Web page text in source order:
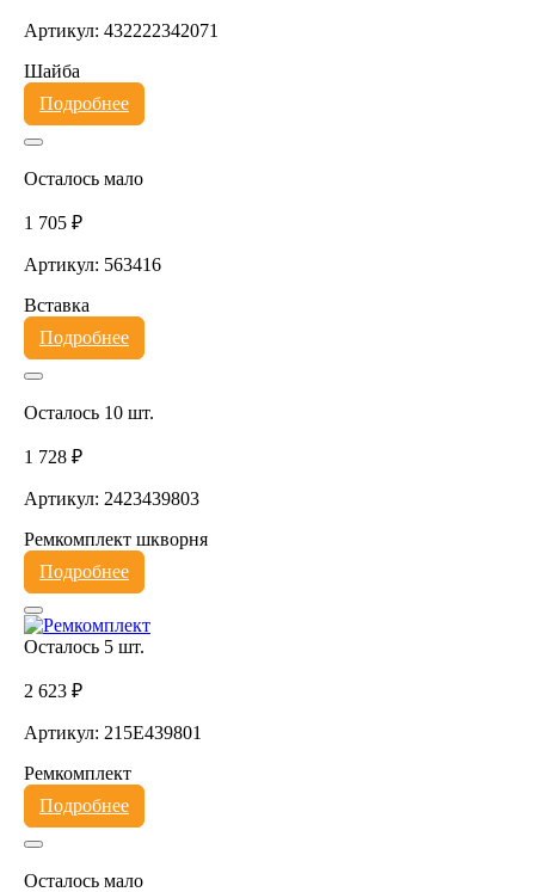
Артикул: 432222342071
Шайба
Подробнее
Осталось мало
1 705 ₽
Артикул: 563416
Вставка
Подробнее
Осталось 10 шт.
1 728 ₽
Артикул: 2423439803
Ремкомплект шкворня
Подробнее
Осталось 5 шт.
2 623 ₽
Артикул: 215E439801
Ремкомплект
Подробнее
Осталось мало